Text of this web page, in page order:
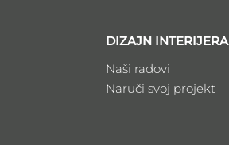
DIZAJN INTERIJERA
Naši radovi
Naruči svoj projekt